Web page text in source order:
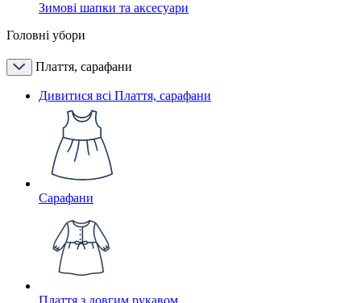
Зимові шапки та аксесуари
Головні убори
Плаття, сарафани
Дивитися всі Плаття, сарафани
Сарафани
Плаття з довгим рукавом